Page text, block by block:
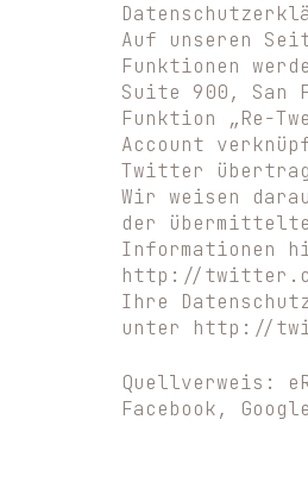
Auf unseren
Funktionen
Suite 900, San
Funktion „Re-
Account
Twitter
Wir weisen
der
Informationen
http://
Ihre
unter http://
Quellverweis:
Facebook,